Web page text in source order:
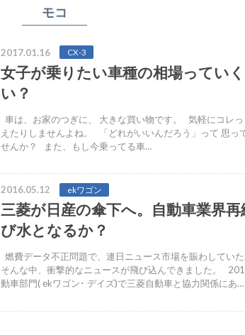
モコ
2017.01.16 CX-3
女子が乗りたい車種の相場ってい
い？
車は、お家のつぎに、 大きな買い物です。 気軽にコレっ
えたりしませんよね。 「どれがいいんだろう」って 思っ
せんか？ また、もし今乗ってる車…
2016.05.12 ekワゴン
三菱が日産の傘下へ。自動車業界再
び水となるか？
燃費データ不正問題で、連日ニュース市場を賑わしていた
そんな中、衝撃的なニュースが飛び込んできました。
動車部門( ekワゴン･ デイズ)で三菱自動車と協力関係にあ…